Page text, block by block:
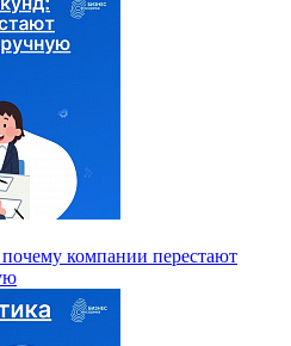
компании перестают